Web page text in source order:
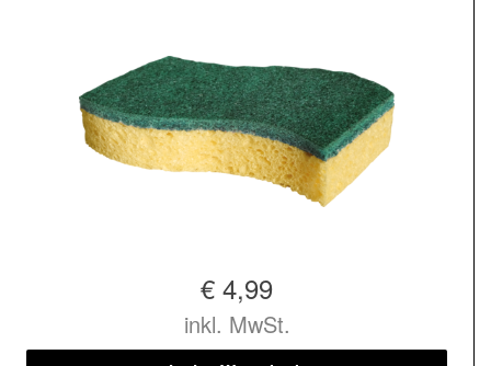
€ 4,99
inkl. MwSt.